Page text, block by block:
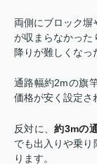
両側にブロック
が収まらなかった
降りが難しくなっ
通路幅約2mの旗
価格が安く設定さ
反対に、約3mの
でも出入りや乗り
ります。